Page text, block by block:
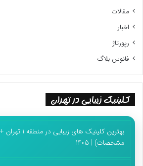
مقالات
اخبار
رپورتاژ
فانوس بلاگ
کلینیک زیبایی در تهران
بهترین کلینیک های
مشخصات) | 1405